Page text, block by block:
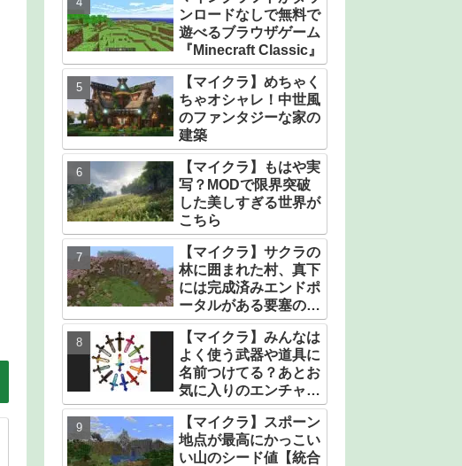
ンロードなしで無料で
遊べるブラウザゲーム
『Minecraft Classic』
【マイクラ】めちゃく
ちゃオシャレ！中世風
のファンタジーな家の
建築
【マイクラ】もはや実
写？MODで限界突破
した美しすぎる世界が
こちら
【マイクラ】サクラの
林に囲まれた村、真下
には完成済みエンドポ
ータルがある要塞のシ
ード値【統合版】
【マイクラ】みんなは
よく使う武器や道具に
名前つけてる？あとお
気に入りのエンチャン
トある？
【マイクラ】スポーン
地点が最高にかっこい
い山のシード値【統合